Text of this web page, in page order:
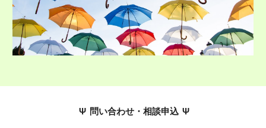
Ψ 問い合わせ・相談申込 Ψ